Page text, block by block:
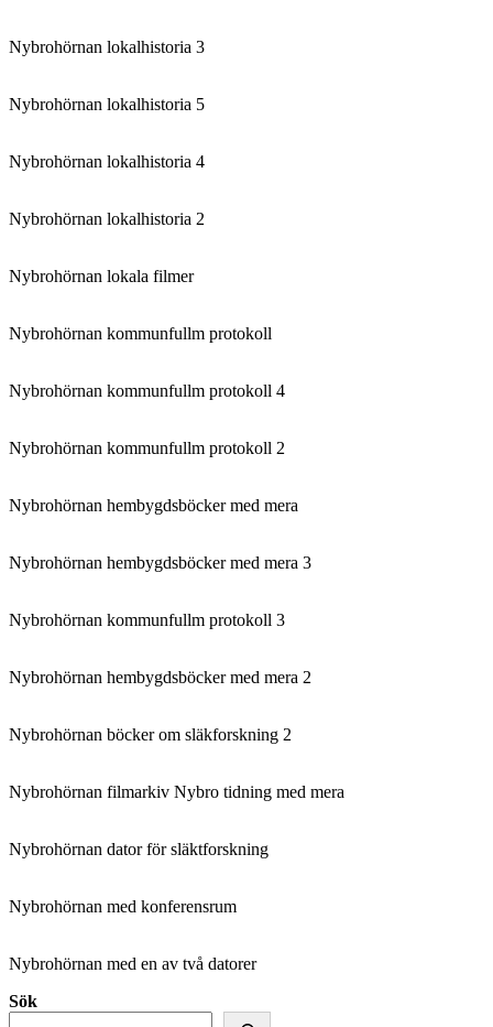
Nybrohörnan lokalhistoria 3
Nybrohörnan lokalhistoria 5
Nybrohörnan lokalhistoria 4
Nybrohörnan lokalhistoria 2
Nybrohörnan lokala filmer
Nybrohörnan kommunfullm protokoll
Nybrohörnan kommunfullm protokoll 4
Nybrohörnan kommunfullm protokoll 2
Nybrohörnan hembygdsböcker med mera
Nybrohörnan hembygdsböcker med mera 3
Nybrohörnan kommunfullm protokoll 3
Nybrohörnan hembygdsböcker med mera 2
Nybrohörnan böcker om släkforskning 2
Nybrohörnan filmarkiv Nybro tidning med mera
Nybrohörnan dator för släktforskning
Nybrohörnan med konferensrum
Nybrohörnan med en av två datorer
Sök